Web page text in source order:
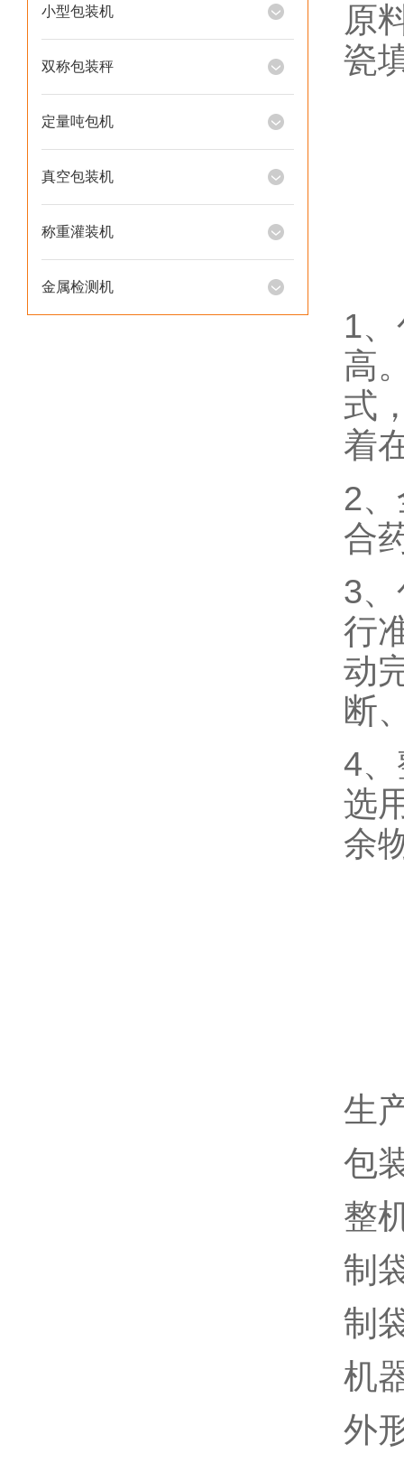
小型包装机
双称包装秤
定量吨包机
真空包装机
称重灌装机
金属检测机
原
瓷
1
高
式
着
2
合
3
行
动
断
4
选
余
生
包
整
制
制
机
外